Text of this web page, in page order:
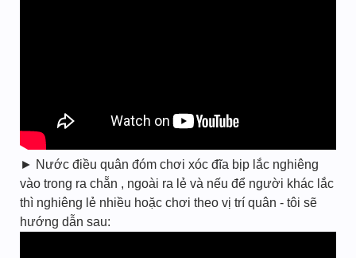
► Nước điều quân đóm chơi xóc đĩa bịp lắc nghiêng
vào trong ra chẵn , ngoài ra lẻ và nếu để người khác lắc
thì nghiêng lẻ nhiều hoặc chơi theo vị trí quân - tôi sẽ
hướng dẫn sau: